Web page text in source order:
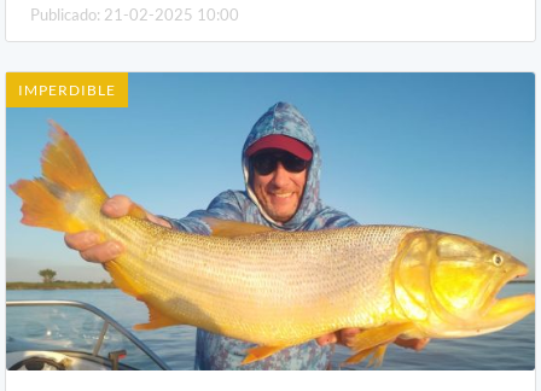
Publicado: 21-02-2025 10:00
IMPERDIBLE